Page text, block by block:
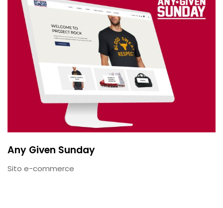
Any Given Sunday
Sito e-commerce